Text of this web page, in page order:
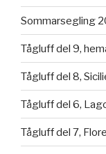
Sommarsegling
Tågluff del 9,
Tågluff del 8,
Tågluff del 6,
Tågluff del 7,